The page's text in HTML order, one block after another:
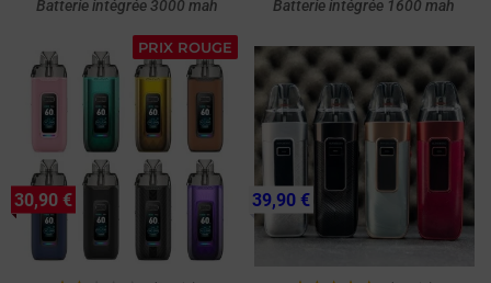
Batterie intégrée 3000 mah Batterie intégrée 1600 mah
PRIX ROUGE
30,90 € 39,90 €